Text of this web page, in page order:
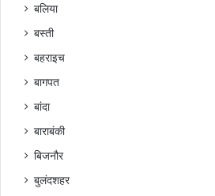
बलिया
बस्ती
बहराइच
बागपत
बांदा
बाराबंकी
बिजनौर
बुलंदशहर